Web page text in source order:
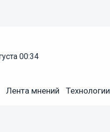
00:34
Лента мнений Технологии